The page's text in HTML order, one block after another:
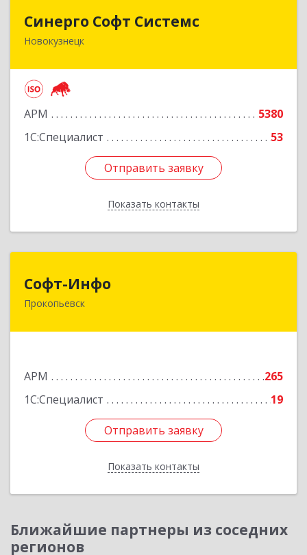
Синерго Софт Системс
Новокузнецк
АРМ
5380
1С:Специалист
53
Отправить заявку
Показать контакты
Синерго Софт Системс
654005, Кемеровская обл, Новокузнецк г,
Отправить заявку
Назад
Софт-Инфо
Прокопьевск
АРМ
265
1С:Специалист
19
Отправить заявку
Показать контакты
653039, Кемеровская область - Кузбасс,
Подробнее
Отправить заявку
Назад
Ближайшие партнеры из соседних
регионов